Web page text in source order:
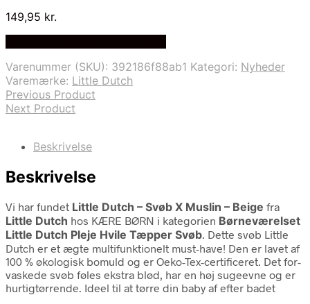
149,95 kr.
Varenummer (SKU): 392186f88ab1 Kategori: Nyheder
Varemærke: Little Dutch
Previous Product
Next Product
Beskrivelse
Beskrivelse
Vi har fundet Little Dutch – Svøb X Muslin – Beige fra
Little Dutch hos KÆRE BØRN i kategorien Børneværelset
Little Dutch Pleje Hvile Tæpper Svøb. Dette svøb Little
Dutch er et ægte multifunktionelt must-have! Den er lavet af
100 % økologisk bomuld og er Oeko-Tex-certificeret. Det for-
vaskede svøb føles ekstra blød, har en høj sugeevne og er
hurtigtørrende. Ideel til at tørre din baby af efter badet